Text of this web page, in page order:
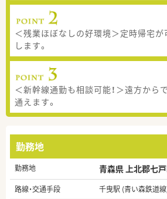
＜残業ほぼなしの好環境＞定時帰宅
します。
＜新幹線通勤も相談可能！＞遠方から
通えます。
勤務地
勤務地 青森県 上北郡七
路線・交通手段
千曳駅 (青い森鉄道